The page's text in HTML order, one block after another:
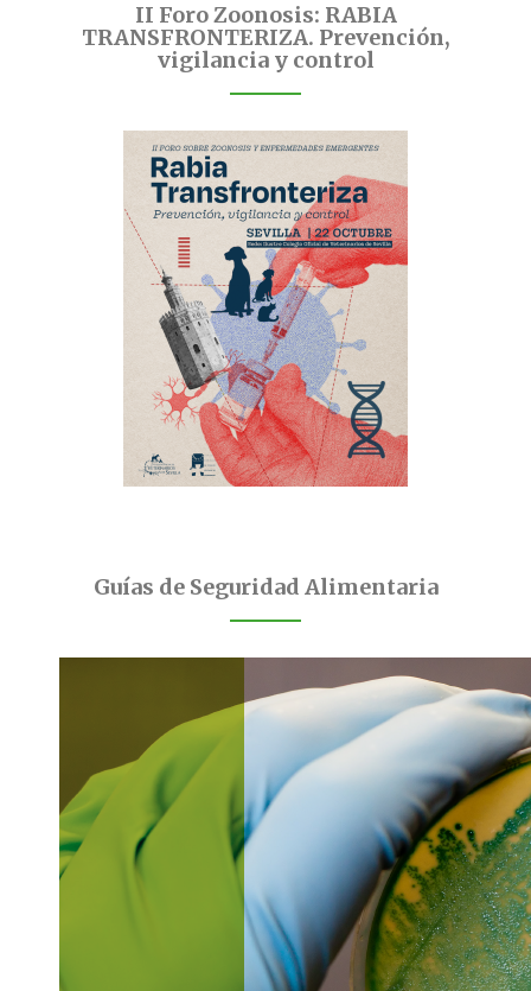
II Foro Zoonosis: RABIA
TRANSFRONTERIZA. Prevención,
vigilancia y control
Guías de Seguridad Alimentaria